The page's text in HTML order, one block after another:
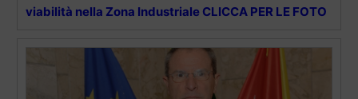
viabilità nella Zona Industriale CLICCA PER LE FOTO